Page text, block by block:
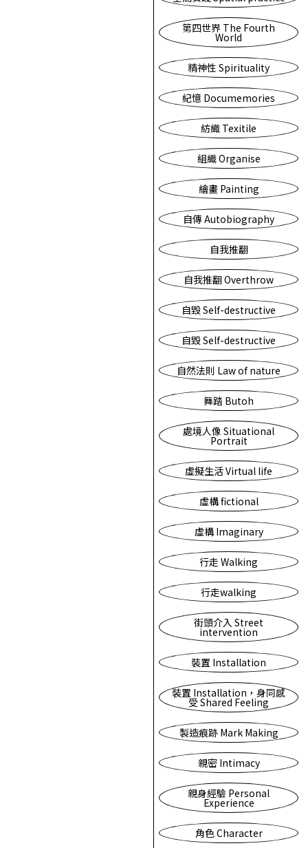
第四世界 The Fourth
World
精神性 Spirituality
紀憶 Documemories
紡織 Texitile
組織 Organise
繪畫 Painting
自傳 Autobiography
自我推翻
自我推翻 Overthrow
自毀 Self-destructive
自毀 Self-destructive
自然法則 Law of nature
舞踏 Butoh
處境人像 Situational
Portrait
虛擬生活 Virtual life
虛構 fictional
虛構 Imaginary
行走 Walking
行走walking
街頭介入 Street
intervention
裝置 Installation
裝置 Installation，身同感
受 Shared Feeling
製造痕跡 Mark Making
親密 Intimacy
親身經驗 Personal
Experience
角色 Character